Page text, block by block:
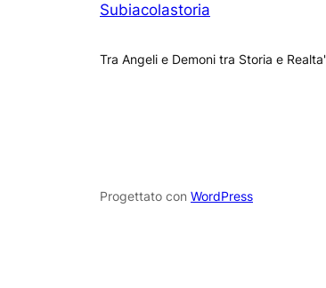
Subiacolastoria
Tra Angeli e Demoni tra Storia e Realta'
Progettato con WordPress